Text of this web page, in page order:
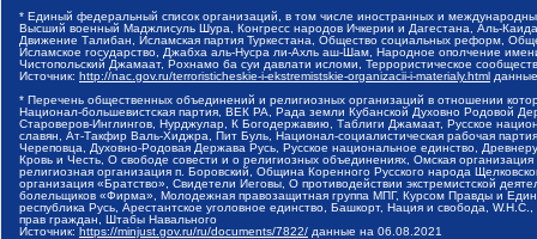
* Единый федеральный список организаций, в том числе иностранных и
Высший военный Маджлисуль Шура, Конгресс народов Ичкерии и Дагестана, Аль-
Движение Талибан, Исламская партия Туркестана, Общество социальных реформ,
Исламское государство, Джабха аль-Нусра ли-Ахль аш-Шам, Народное ополчение
Чистопольский Джамаат, Рохнамо ба суи давлати исломи, Террористическое
Источник: http://nac.gov.ru/terroristicheskie-i-ekstremistskie-organizacii-i-materialy.html
* Перечень общественных объединений и религиозных организаций в отношении
Национал-большевистская партия, ВЕК РА, Рада земли Кубанской Духовно Родовой
Староверов-Инглингов, Нурджулар, К Богодержавию, Таблиги Джамаат, Русское
славян, Ат-Такфир Валь-Хиджра, Пит Буль, Национал-социалистическая рабочая
Череповца, Духовно-Родовая Держава Русь, Русское национальное единство,
Кровь и Честь, О свободе совести и о религиозных объединениях, Омская
религиозная организация п. Боровский, Община Коренного Русского народа
организация «Братство», Свидетели Иеговы, О противодействии экстремистской
болельщиков «Фирма», Молодежная правозащитная группа МПГ, Курсом Правды и
республика Русь, Арестантское уголовное единство, Башкорт, Нация и свобода,
прав граждан, Штабы Навального
Источник: https://minjust.gov.ru/ru/documents/7822/ данные на 06.08.2021